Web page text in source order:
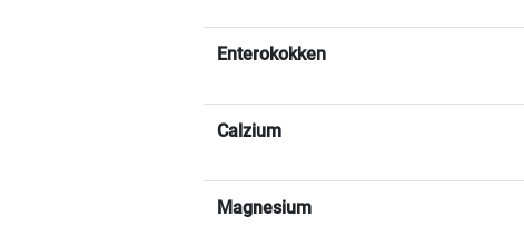
Enterokokken
Calzium
Magnesium